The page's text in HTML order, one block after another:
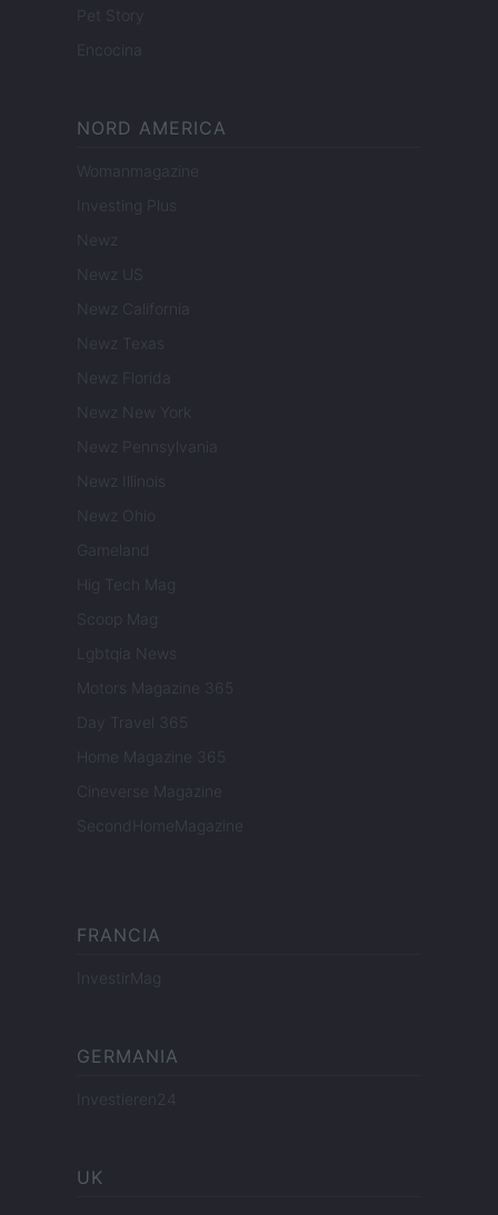
Pet Story
Encocina
NORD AMERICA
Womanmagazine
Investing Plus
Newz
Newz US
Newz California
Newz Texas
Newz Florida
Newz New York
Newz Pennsylvania
Newz Illinois
Newz Ohio
Gameland
Hig Tech Mag
Scoop Mag
Lgbtqia News
Motors Magazine 365
Day Travel 365
Home Magazine 365
Cineverse Magazine
SecondHomeMagazine
FRANCIA
InvestirMag
GERMANIA
Investieren24
UK